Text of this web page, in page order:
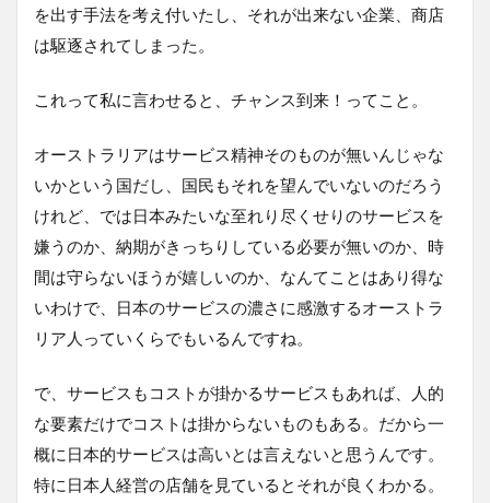
を出す手法を考え付いたし、それが出来ない企業、商店
は駆逐されてしまった。
これって私に言わせると、チャンス到来！ってこと。
オーストラリアはサービス精神そのものが無いんじゃな
いかという国だし、国民もそれを望んでいないのだろう
けれど、では日本みたいな至れり尽くせりのサービスを
嫌うのか、納期がきっちりしている必要が無いのか、時
間は守らないほうが嬉しいのか、なんてことはあり得な
いわけで、日本のサービスの濃さに感激するオーストラ
リア人っていくらでもいるんですね。
で、サービスもコストが掛かるサービスもあれば、人的
な要素だけでコストは掛からないものもある。だから一
概に日本的サービスは高いとは言えないと思うんです。
特に日本人経営の店舗を見ているとそれが良くわかる。